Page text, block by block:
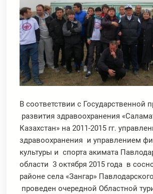
В соответствии с Государственной
развития здравоохранения
Казахстан» на 2011-2015 гг.
здравоохранения и управлением
культуры и спорта акимата
области 3 октября 2015 года в
районе села «Зангар»
проведен очередной Областной